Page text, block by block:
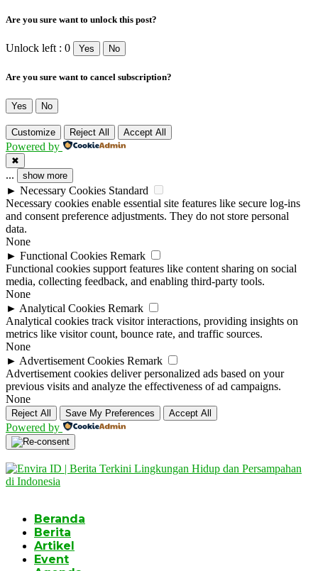
Are you sure want to unlock this post?
Unlock left : 0 Yes No
Are you sure want to cancel subscription?
Yes No
Customize Reject All Accept All
Powered by
✖
... show more
► Necessary Cookies Standard
Necessary cookies enable essential site features like secure log-ins
and consent preference adjustments. They do not store personal
data.
None
► Functional Cookies Remark
Functional cookies support features like content sharing on social
media, collecting feedback, and enabling third-party tools.
None
► Analytical Cookies Remark
Analytical cookies track visitor interactions, providing insights on
metrics like visitor count, bounce rate, and traffic sources.
None
► Advertisement Cookies Remark
Advertisement cookies deliver personalized ads based on your
previous visits and analyze the effectiveness of ad campaigns.
None
Reject All Save My Preferences Accept All
Powered by
Beranda
Berita
Artikel
Event